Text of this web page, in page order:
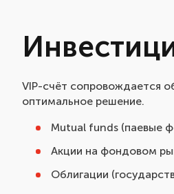
VIP-счёт сопровождается
оптимальное решение.
Mutual funds (паевые
Акции на фондовом
Облигации